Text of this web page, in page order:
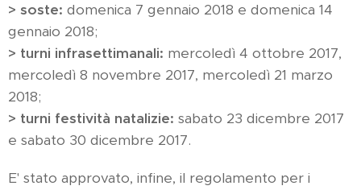
> soste: domenica 7 gennaio 2018 e domenica 14
gennaio 2018;
> turni infrasettimanali: mercoledì 4 ottobre 2017,
mercoledì 8 novembre 2017, mercoledì 21 marzo
2018;
> turni festività natalizie: sabato 23 dicembre 2017
e sabato 30 dicembre 2017.
E' stato approvato, infine, il regolamento per i